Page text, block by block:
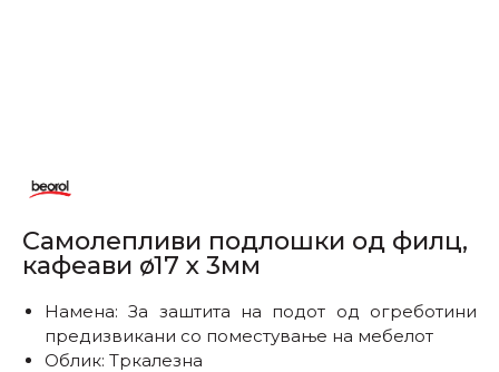
Самолепливи подлошки од филц,
кафеави ø17 x 3мм
Намена: За заштита на подот од огреботини
предизвикани со поместување на мебелот
Облик: Тркалезна